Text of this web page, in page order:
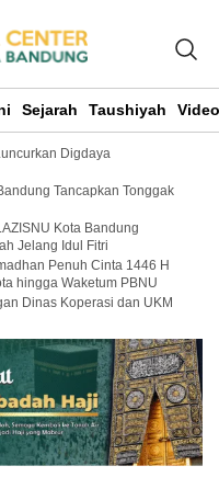
Sejarah Taushiyah Video
Digdaya
Tancapkan Tonggak
Kota Bandung
Jelang Idul Fitri
Penuh Cinta 1446 H
hingga Waketum PBNU
Dinas Koperasi dan UKM